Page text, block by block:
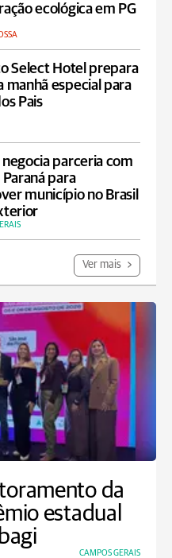
ecológica em PG
Select Hotel prepara
manhã especial para
Pais
parceria com
Paraná para
município no Brasil
Ver mais
da
estadual
CAMPOS GERAIS